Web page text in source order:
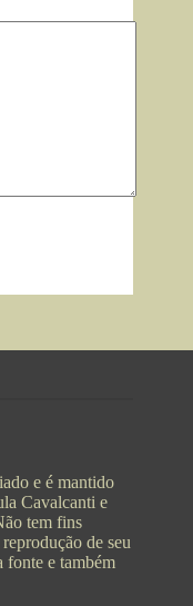
e é mantido
Cavalcanti e
tem fins
de seu
fonte e também